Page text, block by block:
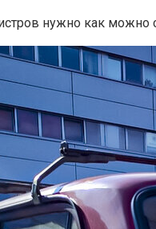
нужно как можно